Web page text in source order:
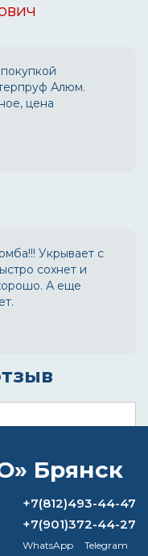
Алюм.
цена
Укрывает с
сохнет и
А еще
+7(812)493-44-47
+7(901)372-44-27
WhatsApp Telegram